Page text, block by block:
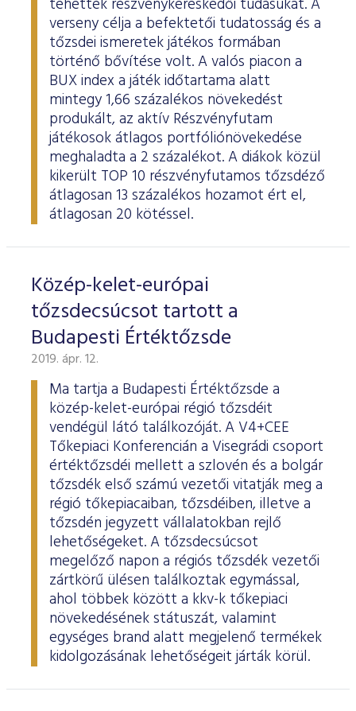
ESG Útmutató
tehették részvénykereskedői tudásukat. A
verseny célja a befektetői tudatosság és a
tőzsdei ismeretek játékos formában
történő bővítése volt. A valós piacon a
BUX index a játék időtartama alatt
mintegy 1,66 százalékos növekedést
produkált, az aktív Részvényfutam
játékosok átlagos portfóliónövekedése
meghaladta a 2 százalékot. A diákok közül
kikerült TOP 10 részvényfutamos tőzsdéző
átlagosan 13 százalékos hozamot ért el,
átlagosan 20 kötéssel.
Közép-kelet-európai
tőzsdecsúcsot tartott a
Budapesti Értéktőzsde
2019. ápr. 12.
Ma tartja a Budapesti Értéktőzsde a
közép-kelet-európai régió tőzsdéit
vendégül látó találkozóját. A V4+CEE
Tőkepiaci Konferencián a Visegrádi csoport
értéktőzsdéi mellett a szlovén és a bolgár
tőzsdék első számú vezetői vitatják meg a
régió tőkepiacaiban, tőzsdéiben, illetve a
tőzsdén jegyzett vállalatokban rejlő
lehetőségeket. A tőzsdecsúcsot
megelőző napon a régiós tőzsdék vezetői
zártkörű ülésen találkoztak egymással,
ahol többek között a kkv-k tőkepiaci
növekedésének státuszát, valamint
egységes brand alatt megjelenő termékek
kidolgozásának lehetőségeit járták körül.